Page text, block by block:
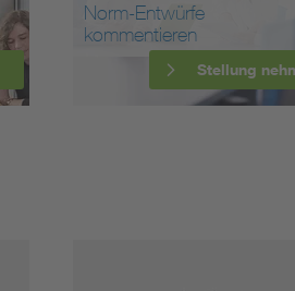
Norm-Entwürfe
kommentieren
Stellung